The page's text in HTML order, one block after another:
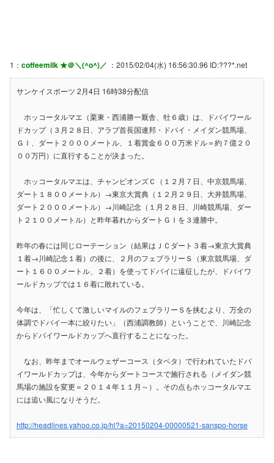
1： coffeemilk ★＠＼(^o^)／ ：2015/02/04(水) 16:56:30.96 ID:???*.net
サンケイスポーツ 2月4日 16時38分配信
ホッコータルマエ（栗東・西浦勝一厩舎、牡６歳）は、ドバイワール
ドカップ（３月２８日、アラブ首長国連邦・ドバイ・メイダン競馬場、
ＧＩ、ダート２０００メートル、１着賞金６００万米ドル＝約７億２０
００万円）に直行することが決まった。
ホッコータルマエは、チャンピオンズＣ（１２月７日、中京競馬場、
ダート１８００メートル）→東京大賞典（１２月２９日、大井競馬場、
ダート２０００メートル）→川崎記念（１月２８日、川崎競馬場、ダー
ト２１００メートル）と昨年暮れからダートＧＩを３連勝中。
昨年の春には同じローテーション（結果はＪＣダート３着→東京大賞典
１着→川崎記念１着）の後に、２月のフェブラリーＳ（東京競馬場、ダ
ート１６００メートル、２着）を使ってドバイに遠征したが、ドバイワ
ールドカップでは１６着に敗れている。
今年は、「忙しくて激しいマイルのフェブラリーＳを挟むより、万全の
体調でドバイ一本に絞りたい」（西浦調教師）ということで、川崎記念
からドバイワールドカップへ直行することになった。
なお、昨年までオールウェザーコース（タペタ）で行われていたドバ
イワールドカップは、今年からダートコースで施行される（メイダン競
馬場の施設を変更＝２０１４年１１月～）。その点もホッコータルマエ
には追い風になりそうだ。
http://headlines.yahoo.co.jp/hl?a=20150204-00000521-sanspo-horse